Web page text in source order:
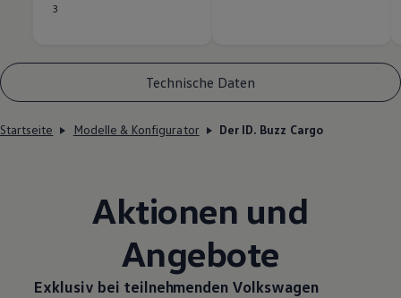
3
Technische Daten
Startseite Modelle & Konfigurator Der ID. Buzz Cargo
Aktionen und
Angebote
Exklusiv bei teilnehmenden Volkswagen